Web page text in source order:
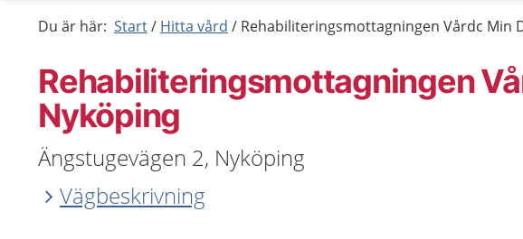
Du är här: Start Hitta vård Rehabiliteringsmottagningen Vårdc Min
Rehabiliteringsmottagningen
Nyköping
Ängstugevägen 2, Nyköping
Vägbeskrivning